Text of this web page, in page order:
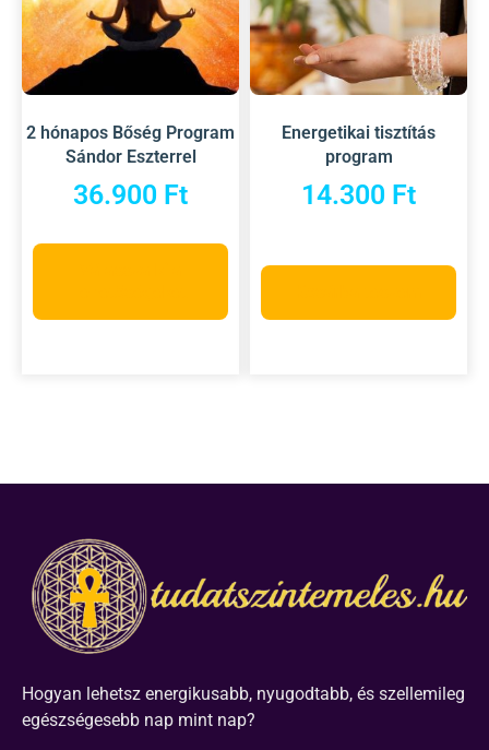
2 hónapos Bőség Program
Sándor Eszterrel
36.900 Ft
Energetikai tisztítás
program
14.300 Ft
Hogyan lehetsz energikusabb, nyugodtabb, és szellemileg
egészségesebb nap mint nap?